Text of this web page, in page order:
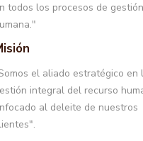
todos los procesos de gestión
el aliado estratégico en
integral del recurso
al deleite de nuestros